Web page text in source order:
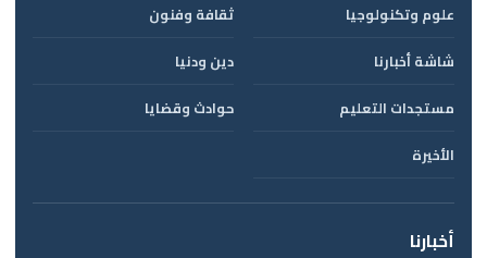
علوم وتكنولوجيا
ثقافة وفنون
شاشة أخبارنا
دين ودنيا
مستجدات التعليم
حوادث وقضايا
الأخيرة
أخبارنا